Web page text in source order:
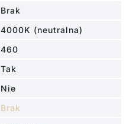
Brak
4000K (neutralna)
460
Tak
Nie
Brak